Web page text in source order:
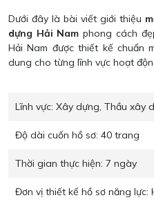
Dưới đây là bài viết giới thiệu
dựng Hải Nam phong cách
Hải Nam được thiết kế chuẩn
dung cho từng lĩnh vực hoạt
Lĩnh vực: Xây dựng, Thầu xây
Độ dài cuốn hồ sơ: 40 trang
Thời gian thực hiện: 7 ngày
Đơn vị thiết kế hồ sơ năng lực: